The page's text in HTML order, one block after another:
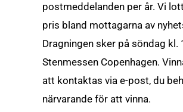
postmeddelanden per år. Vi
pris bland mottagarna av
Dragningen sker på söndag kl.
Stenmessen Copenhagen.
att kontaktas via e-post, du
närvarande för att vinna.